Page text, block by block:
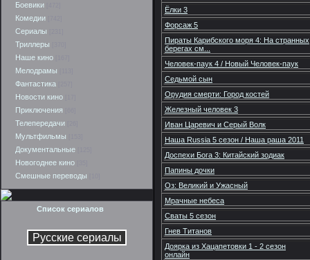
Боевики
Комедии
Сериалы
Триллеры
Наше кино
Мелодрамы
Фантастика
Новости кино
Приключения
Телепередачи
Мультфильмы
Документальные
Новогоднее кино
Смешные переводы
Список сериалов
Ёлки 3
Форсаж 5
Пираты Карибского моря 4: На странных
берегах см...
Человек-паук 4 / Новый Человек-паук
Седьмой сын
Орудия смерти: Город костей
Железный человек 3
Иван Царевич и Серый Волк
Наша Russia 5 сезон / Наша раша 2011
Доспехи Бога 3: Китайский зодиак
Папины дочки
Оз: Великий и Ужасный
Мрачные небеса
Сваты 5 сезон
Гнев Титанов
Доярка из Хацапетовки 1 - 2 сезон
онлайн